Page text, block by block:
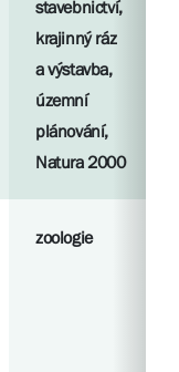
stavebnictví,
krajinný ráz
a výstavba,
územní
plánování,
Natura 2000
zoologie